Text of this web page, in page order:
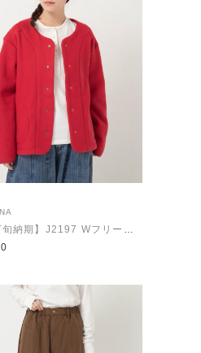
【9月下旬納期】J2197 Wフリースのふんわりジャケット